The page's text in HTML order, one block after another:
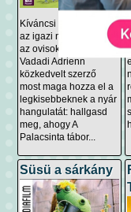
Kíváncsi vagy, milyen
az igazi nyári kaland
az ovisok szemével?
Vadadi Adrienn
közkedvelt szerző
most maga hozza el a
legkisebbeknek a nyár
hangulatát: hallgasd
meg, ahogy A
Palacsinta tábor...
Süsü a sárkány